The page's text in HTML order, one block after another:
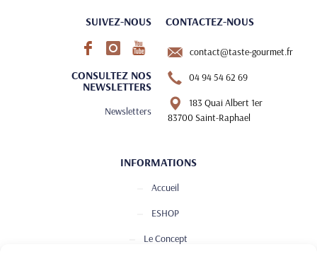
SUIVEZ-NOUS
CONSULTEZ NOS
NEWSLETTERS
Newsletters
CONTACTEZ-NOUS
contact@taste-gourmet.fr
04 94 54 62 69
183 Quai Albert 1er
83700 Saint-Raphael
INFORMATIONS
Accueil
ESHOP
Le Concept